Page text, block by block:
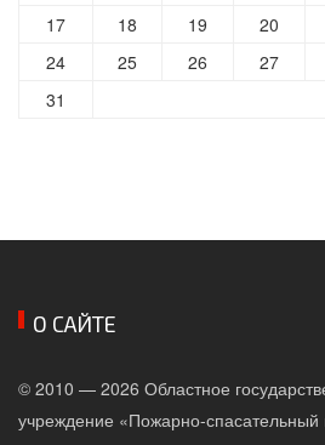
17
18 19 20
24
25 26 27
31
О САЙТЕ
© 2010 — 2026 Областное
учреждение «Пожарно-спасательный